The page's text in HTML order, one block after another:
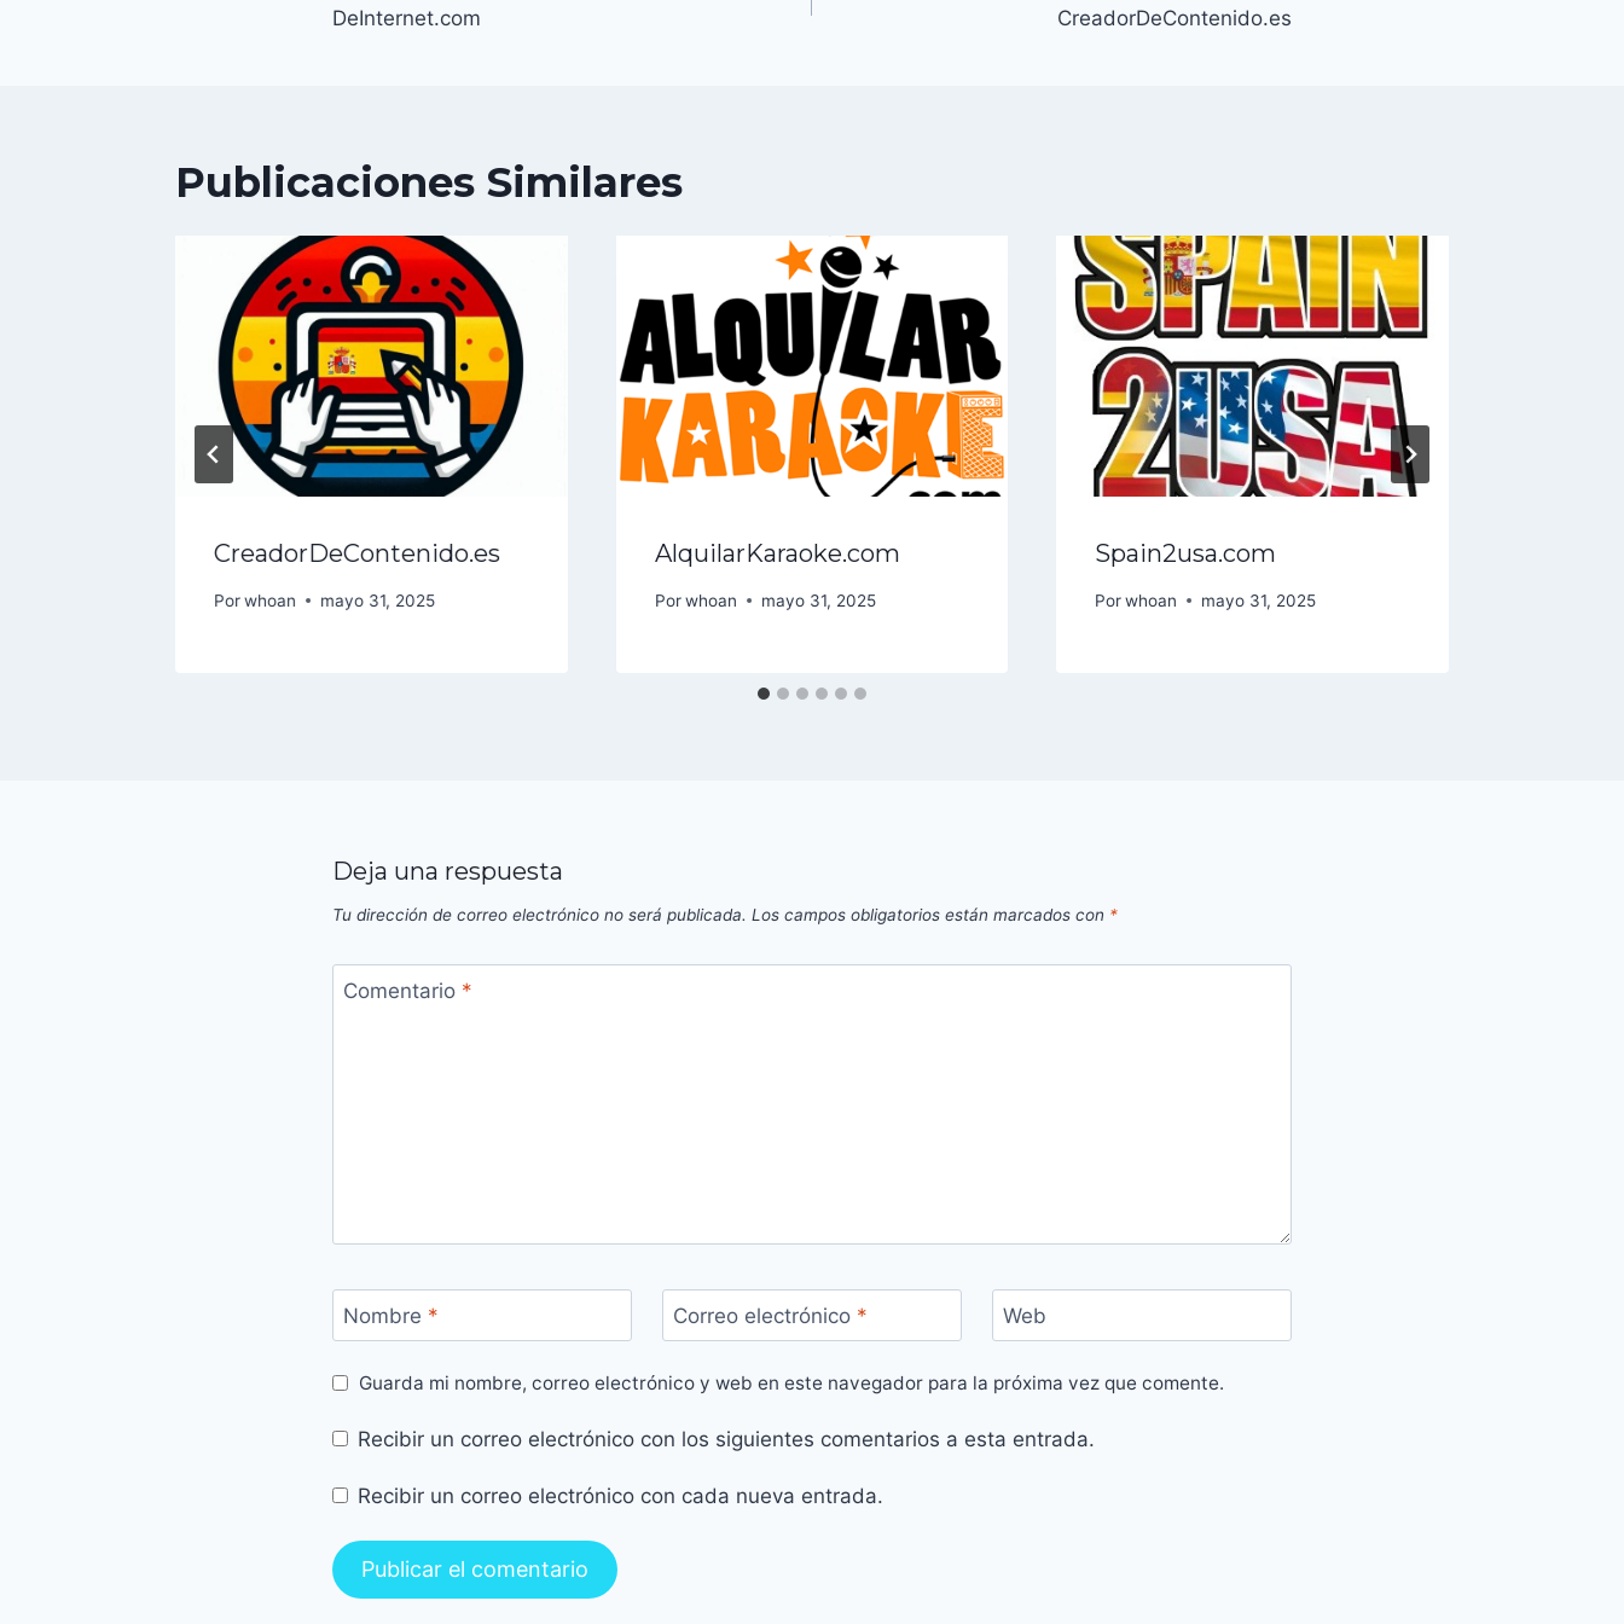
de
DeInternet.com CreadorDeContenido.es
Publicaciones Similares
CreadorDeContenido.es
Porwhoan mayo 31, 2025
AlquilarKaraoke.com
Por whoan mayo 31, 2025
Spain2usa.com
Por whoan mayo 31, 2025
Deja una respuesta
Tu dirección de correo electrónico no será publicada. Los campos obligatorios están marcados con *
Comentario *
Nombre * Correo electrónico * Web
Guarda mi nombre, correo electrónico y web en este navegador para la próxima vez que comente.
Recibir un correo electrónico con los siguientes comentarios a esta entrada.
Recibir un correo electrónico con cada nueva entrada.